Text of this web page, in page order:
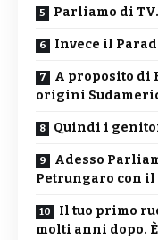
Parliamo di
Invece il
A proposito di
origini
Quindi i
Adesso
Petrungaro con il
Il tuo primo
molti anni dopo.